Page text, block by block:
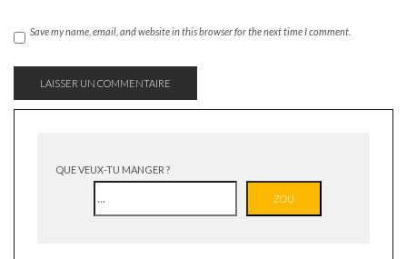
Save my name, email, and website in this browser for the next time I comment.
QUE VEUX-TU MANGER ?
ZOU